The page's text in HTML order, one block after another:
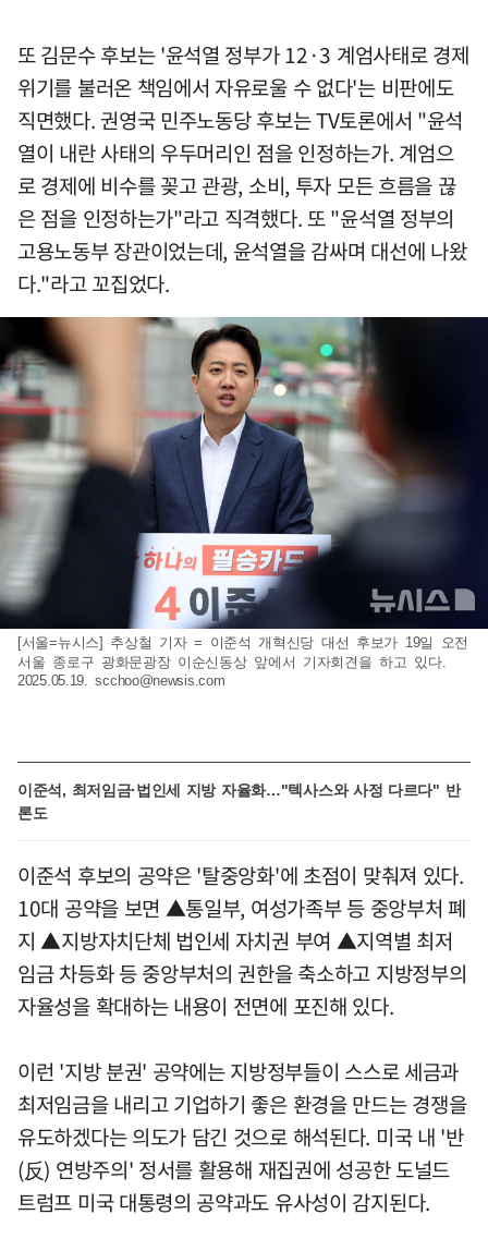
또 김문수 후보는 '윤석열 정부가 12·3 계엄사태로 경제
위기를 불러온 책임에서 자유로울 수 없다'는 비판에도
직면했다. 권영국 민주노동당 후보는 TV토론에서 "윤석
열이 내란 사태의 우두머리인 점을 인정하는가. 계엄으
로 경제에 비수를 꽂고 관광, 소비, 투자 모든 흐름을 끊
은 점을 인정하는가"라고 직격했다. 또 "윤석열 정부의
고용노동부 장관이었는데, 윤석열을 감싸며 대선에 나왔
다."라고 꼬집었다.
[서울=뉴시스] 추상철 기자 = 이준석 개혁신당 대선 후보가 19일 오전
서울 종로구 광화문광장 이순신동상 앞에서 기자회견을 하고 있다.
2025.05.19.scchoo@newsis.com
이준석, 최저임금·법인세 지방 자율화…"텍사스와 사정 다르다" 반
론도
이준석 후보의 공약은 '탈중앙화'에 초점이 맞춰져 있다.
10대 공약을 보면 ▲통일부, 여성가족부 등 중앙부처 폐
지 ▲지방자치단체 법인세 자치권 부여 ▲지역별 최저
임금 차등화 등 중앙부처의 권한을 축소하고 지방정부의
자율성을 확대하는 내용이 전면에 포진해 있다.
이런 '지방 분권' 공약에는 지방정부들이 스스로 세금과
최저임금을 내리고 기업하기 좋은 환경을 만드는 경쟁을
유도하겠다는 의도가 담긴 것으로 해석된다. 미국 내 '반
(反) 연방주의' 정서를 활용해 재집권에 성공한 도널드
트럼프 미국 대통령의 공약과도 유사성이 감지된다.